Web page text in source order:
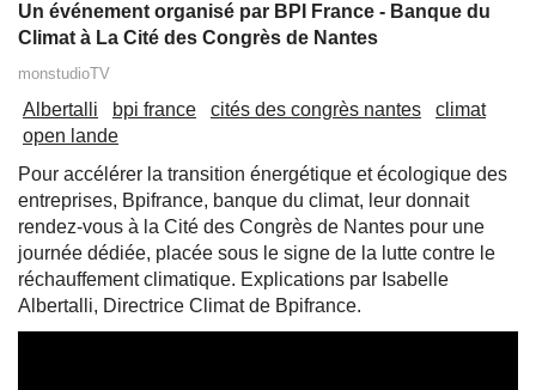
Un événement organisé par BPI France - Banque du
Climat à La Cité des Congrès de Nantes
monstudioTV
Albertalli bpi france cités des congrès nantes
climat
open lande
Pour accélérer la transition énergétique et écologique des
entreprises, Bpifrance, banque du climat, leur donnait
rendez-vous à la Cité des Congrès de Nantes pour une
journée dédiée, placée sous le signe de la lutte contre le
réchauffement climatique. Explications par Isabelle
Albertalli, Directrice Climat de Bpifrance.